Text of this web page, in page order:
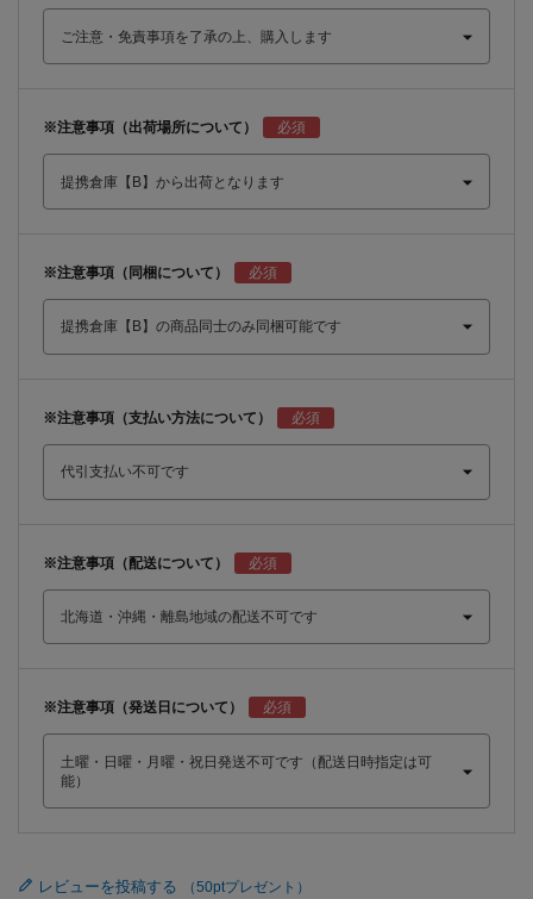
※注意事項（出荷場所について）
※注意事項（同梱について）
※注意事項（支払い方法について）
※注意事項（配送について）
※注意事項（発送日について）
レビューを投稿する